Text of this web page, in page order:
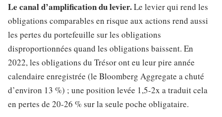
Le canal d’amplification du levier.Le levier qui rend les
obligations comparables en risque aux actions rend aussi
les pertes du portefeuille sur les obligations
disproportionnées quand les obligations baissent. En
2022, les obligations du Trésor ont eu leur pire année
calendaire enregistrée (le Bloomberg Aggregate a chuté
d’environ 13 %) ; une position levée 1,5-2x a traduit cela
en pertes de 20-26 % sur la seule poche obligataire.